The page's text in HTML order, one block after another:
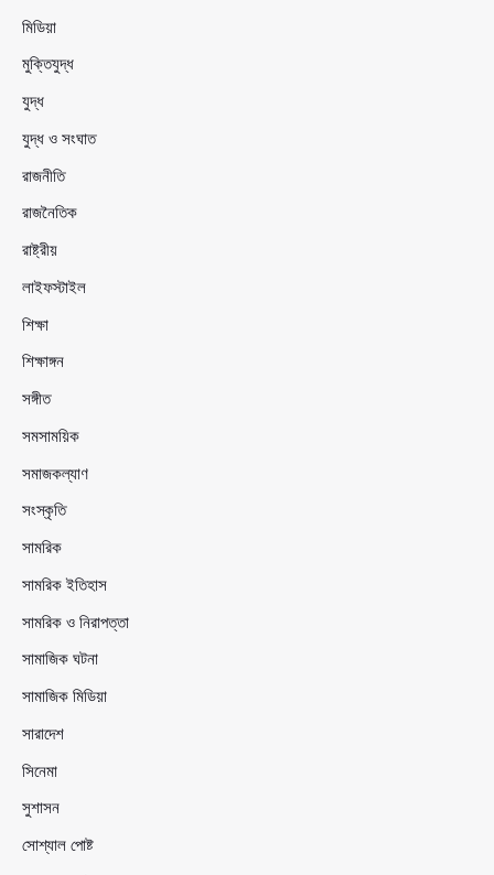
মিডিয়া
মুক্তিযুদ্ধ
যুদ্ধ
যুদ্ধ ও সংঘাত
রাজনীতি
রাজনৈতিক
রাষ্ট্রীয়
লাইফস্টাইল
শিক্ষা
শিক্ষাঙ্গন
সঙ্গীত
সমসাময়িক
সমাজকল্যাণ
সংস্কৃতি
সামরিক
সামরিক ইতিহাস
সামরিক ও নিরাপত্তা
সামাজিক ঘটনা
সামাজিক মিডিয়া
সারাদেশ
সিনেমা
সুশাসন
সোশ্যাল পোষ্ট